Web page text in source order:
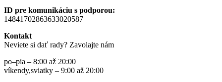
ID pre komunikáciu s podporou:
14841702863633020587
Kontakt
Neviete si dať rady? Zavolajte nám
po–pia – 8:00 až 20:00
víkendy,sviatky – 9:00 až 20:00